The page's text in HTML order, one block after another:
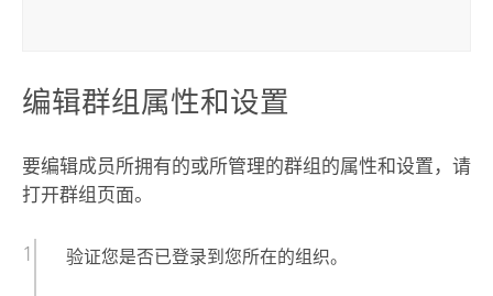
编辑群组属性和设置
要编辑成员所拥有的或所管理的群组的属性和设置，请
打开群组页面。
验证您是否已登录到您所在的组织。